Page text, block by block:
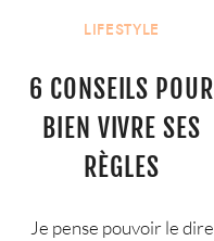
LIFESTYLE
6 CONSEILS POUR
BIEN VIVRE SES
RÈGLES
Je pense pouvoir le dire